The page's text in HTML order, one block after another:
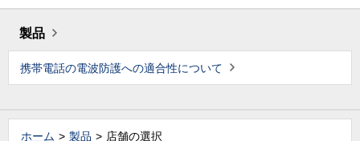
製品
携帯電話の電波防護への適合性について
ホーム 製品 店舗の選択